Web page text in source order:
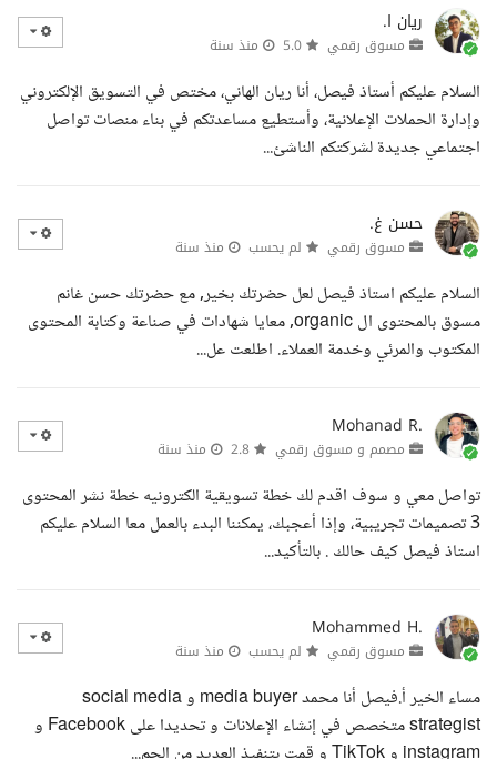
ريان ا.
مسوق رقمي منذ سنة
السلام عليكم أستاذ فيصل، أنا ريان الهاني، مختص في التسويق الإلكتروني
وإدارة الحملات الإعلانية، وأستطيع مساعدتكم في بناء منصات تواصل
اجتماعي جديدة لشركتكم الناشئ...
حسن غ.
مسوق رقمي لم يحسب منذ سنة
السلام عليكم استاذ فيصل لعل حضرتك بخير, مع حضرتك حسن غانم
مسوق بالمحتوى ال organic, معايا شهادات في صناعة وكتابة المحتوى
المكتوب والمرئي وخدمة العملاء. اطلعت عل...
Mohanad R.
مصمم و مسوق رقمي منذ سنة
تواصل معي و سوف اقدم لك خطة تسويقية الكترونيه خطة نشر المحتوى
3 تصميمات تجريبية، وإذا أعجبك، يمكننا البدء بالعمل معا السلام عليكم
استاذ فيصل كيف حالك . بالتأكيد...
Mohammed H.
مسوق رقمي لم يحسب منذ سنة
مساء الخير أ.فيصل أنا محمد media buyer و social media
strategist متخصص في إنشاء الإعلانات و تحديدا على Facebook و